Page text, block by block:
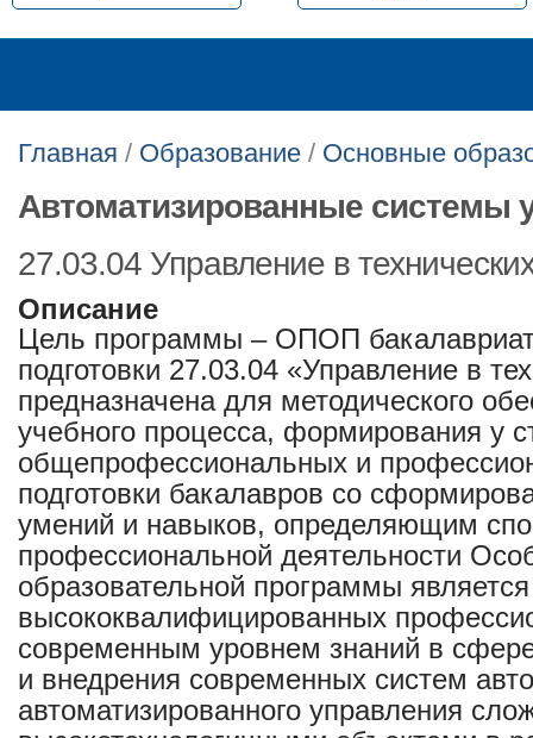
Главная / Образование / Основные
Автоматизированные системы
27.03.04 Управление в
Описание
Цель программы – ОПОП
подготовки 27.03.04 «Управление в
предназначена для методического
учебного процесса, формирования у
общепрофессиональных и
подготовки бакалавров со
умений и навыков, определяющим
профессиональной деятельности
образовательной программы является
высококвалифицированных
современным уровнем знаний в
и внедрения современных систем
автоматизированного управления